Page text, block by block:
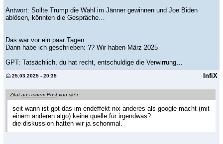
Antwort: Sollte Trump die Wahl im Jänner gewinnen und Joe Biden
ablösen, könnten die Gespräche…
Das war vor ein paar Tagen.
Dann habe ich geschrieben: ?? Wir haben März 2025
GPT: Tatsächlich, du hat recht, entschuldige die Verwirrung…
InfiX
25.03.2025 - 20:35
Zitat aus einem Post von sk/\r
seit wann ist gpt das im endeffekt nix anderes als google macht (mit
einem anderen algo) keine quelle für irgendwas?
die diskussion hatten wir ja schonmal.